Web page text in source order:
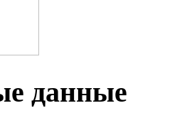
данные